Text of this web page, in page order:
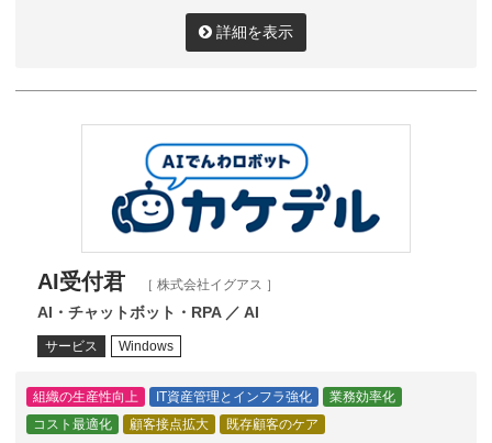
詳細を表示
AI受付君 ［ 株式会社イグアス ］
AI・チャットボット・RPA ／ AI
サービス Windows
組織の生産性向上 IT資産管理とインフラ強化
業務効率化
コスト最適化
顧客接点拡大 既存顧客のケア